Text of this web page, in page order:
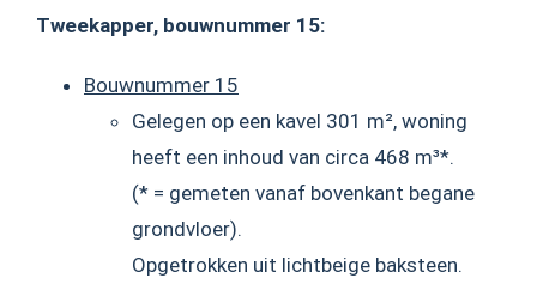
Tweekapper, bouwnummer 15:
Bouwnummer 15
Gelegen op een kavel 301 m², woning
heeft een inhoud van circa 468 m³*.
(* = gemeten vanaf bovenkant begane
grondvloer).
Opgetrokken uit lichtbeige baksteen.